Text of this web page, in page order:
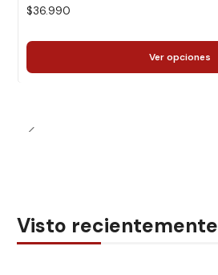
$36.990
Ver opciones
Visto recientemente